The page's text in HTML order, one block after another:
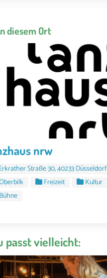
diesem Ort
nrw
Straße 30, 40233 Düsseldorf
Freizeit
Kultur
Bühne
passt vielleicht: